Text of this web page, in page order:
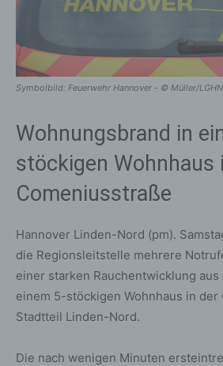
Symbolbild: Feuerwehr Hannover - © Müller/
Wohnungsbrand in
stöckigen Wohnhaus
Comeniusstraße
Hannover Linden-Nord (pm).
die Regionsleitstelle mehrere
einer starken Rauchentwicklung
einem 5-stöckigen Wohnhaus in der
Stadtteil Linden-Nord.
Die nach wenigen Minuten